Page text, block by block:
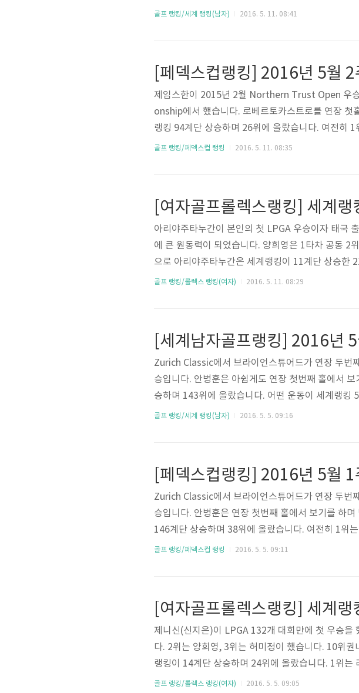
니다. 한국 선수들의 순위는 안병훈(24
골프 랭킹/세계 랭킹(남자) 2016. 5. 11. 08:41
[페덱스컵랭킹] 2016년 5월 2
제임스한이 2015년 2월 Northern Trust Open 우
onship에서 했습니다. 로베르토카스트로를 연장 첫
랭킹 94계단 상승하며 26위에 올랐습니다. 여전히
이입니다. 최경주는 5계단 하락한 47위입니다. [골
골프 랭킹/페덱스컵 랭킹 2016. 5. 11. 08:35
[여자골프롤렉스랭킹] 세계
아리야주타누간이 본인의 첫 LPGA 우승이자 태국
에 큰 원동력이 되었습니다. 양희영은 1타차 공동 2
으로 아리야주타누간은 세계랭킹이 11계단 상승한
계단 상승했고, 샹샹펑이 유소연을 제치고 10위에
골프 랭킹/롤렉스 랭킹(여자) 2016. 5. 11. 08:29
[세계남자골프랭킹] 2016년
Zurich Classic에서 브라이언스튜어드가 연장 두번
승입니다. 안병훈은 아쉽게도 연장 첫번째 홀에서
승하며 143위에 올랐습니다. 어떤 운동이 세계랭킹
단 상승한 세계랭킹 24위에 올랐습니다. 10위권에
골프 랭킹/세계 랭킹(남자) 2016. 5. 5. 09:16
[페덱스컵랭킹] 2016년 5월 1
Zurich Classic에서 브라이언스튜어드가 연장 두번
승입니다. 안병훈은 연장 첫번째 홀에서 보기를 하
146계단 상승하며 38위에 올랐습니다. 여전히 1위
입니다. 최경주는 3계단 하락한 42위입니다. [골프
골프 랭킹/페덱스컵 랭킹 2016. 5. 5. 09:11
[여자골프롤렉스랭킹] 세계
제니신(신지은)이 LPGA 132개 대회만에 첫 우승을
다. 2위는 양희영, 3위는 허미정이 했습니다. 10위
랭킹이 14계단 상승하며 24위에 올랐습니다. 1위
트 차이입니다. 10위권 내에서는 김세영과 박인비
골프 랭킹/롤렉스 랭킹(여자) 2016. 5. 5. 09:05